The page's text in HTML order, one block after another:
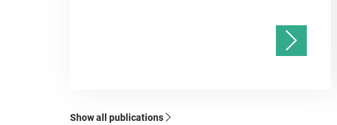
Show all publications